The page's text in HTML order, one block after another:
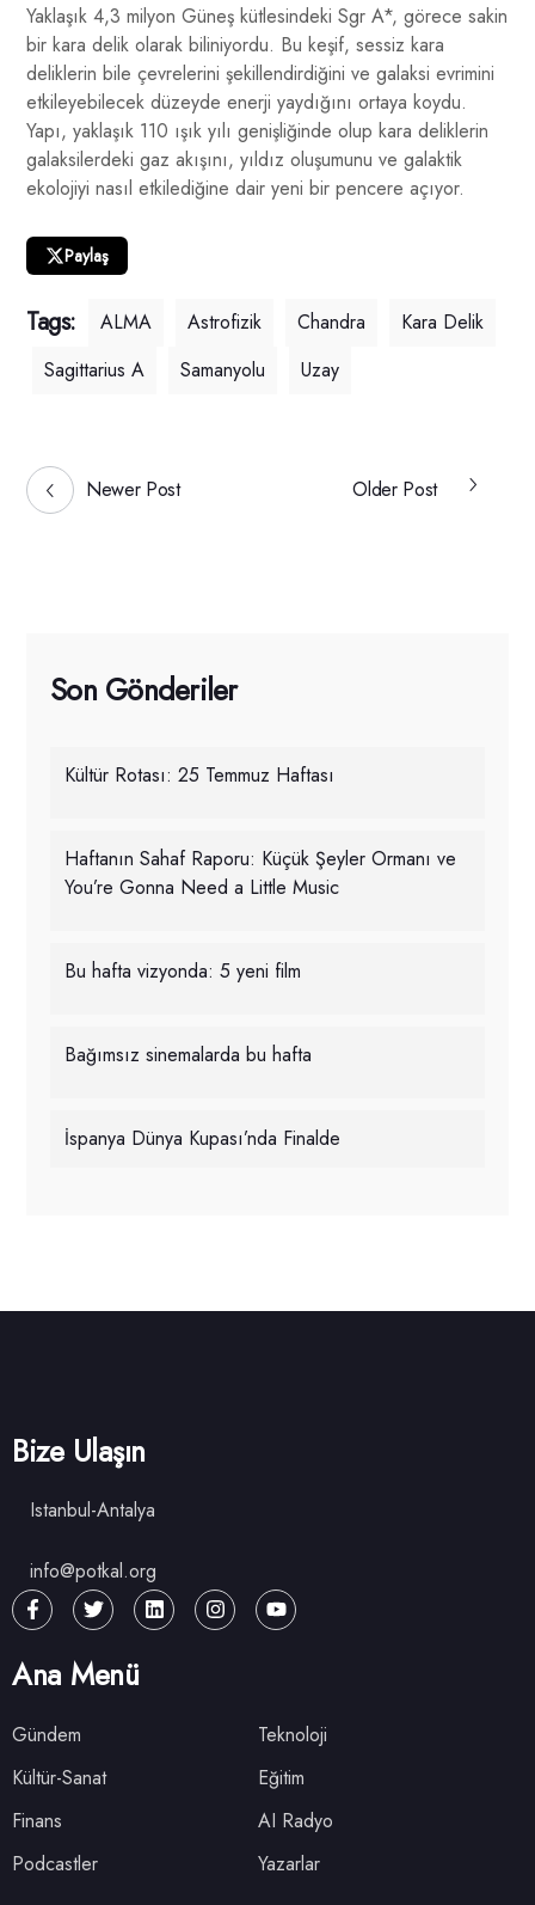
Yaklaşık 4,3 milyon Güneş kütlesindeki Sgr A*, görece sakin
bir kara delik olarak biliniyordu. Bu keşif, sessiz kara
deliklerin bile çevrelerini şekillendirdiğini ve galaksi evrimini
etkileyebilecek düzeyde enerji yaydığını ortaya koydu.
Yapı, yaklaşık 110 ışık yılı genişliğinde olup kara deliklerin
galaksilerdeki gaz akışını, yıldız oluşumunu ve galaktik
ekolojiyi nasıl etkilediğine dair yeni bir pencere açıyor.
Paylaş
Tags: ALMA Astrofizik Chandra
Kara Delik
Sagittarius A
Samanyolu Uzay
Newer Post Older Post
Son Gönderiler
Kültür Rotası: 25 Temmuz Haftası
Haftanın Sahaf Raporu: Küçük Şeyler Ormanı ve
You’re Gonna Need a Little Music
Bu hafta vizyonda: 5 yeni film
Bağımsız sinemalarda bu hafta
İspanya Dünya Kupası’nda Finalde
Bize Ulaşın
Istanbul-Antalya
info@potkal.org
Ana Menü
Gündem
Teknoloji
Kültür-Sanat
Eğitim
Finans
AI Radyo
Podcastler
Yazarlar